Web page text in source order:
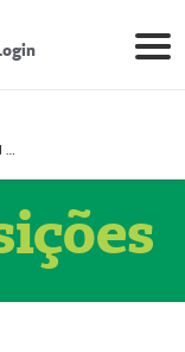
Prestador Oncoped Serviços Médicos (51004335-0)